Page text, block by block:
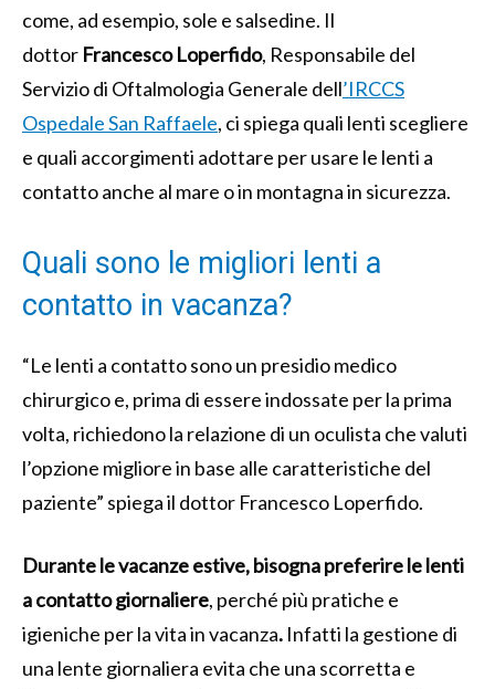
come, ad esempio, sole e salsedine. Il
dottor Francesco Loperfido, Responsabile del
Servizio di Oftalmologia Generale dell’IRCCS
Ospedale San Raffaele, ci spiega quali lenti scegliere
e quali accorgimenti adottare per usare le lenti a
contatto anche al mare o in montagna in sicurezza.
Quali sono le migliori lenti a
contatto in vacanza?
“Le lenti a contatto sono un presidio medico
chirurgico e, prima di essere indossate per la prima
volta, richiedono la relazione di un oculista che valuti
l’opzione migliore in base alle caratteristiche del
paziente” spiega il dottor Francesco Loperfido.
Durante le vacanze estive, bisogna preferire le lenti
a contatto giornaliere, perché più pratiche e
igieniche per la vita in vacanza. Infatti la gestione di
una lente giornaliera evita che una scorretta e